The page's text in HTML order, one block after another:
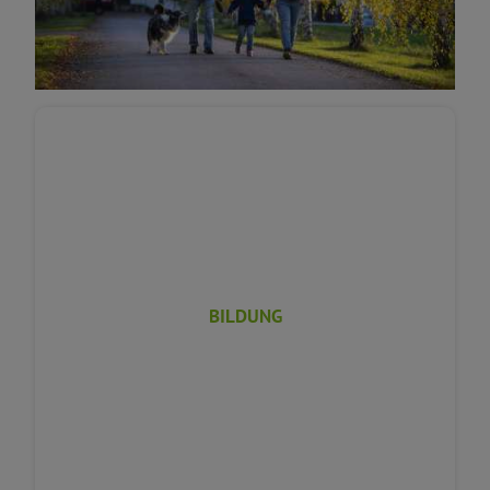
Karriere
BILDUNG